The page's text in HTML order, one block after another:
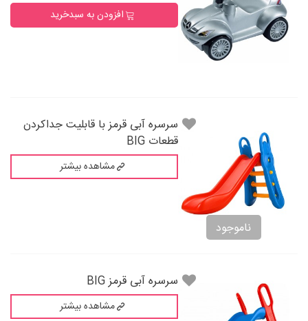
افزودن به سبدخرید
ناموجود
سرسره آبی قرمز با قابلیت جداکردن
قطعات BIG
مشاهده بیشتر
سرسره آبی قرمز BIG
مشاهده بیشتر